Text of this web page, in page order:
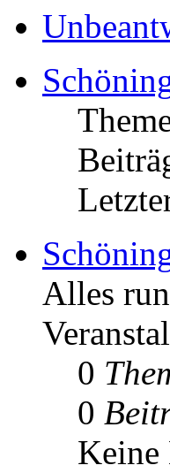
Alles
0
0
Keine